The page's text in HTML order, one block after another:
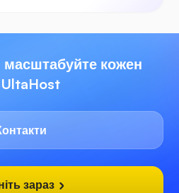
масштабуйте кожен
зараз